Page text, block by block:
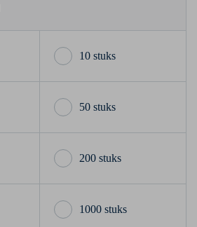
10 stuks
50 stuks
200 stuks
1000 stuks